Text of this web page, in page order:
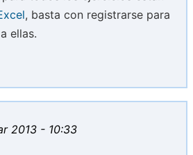
, basta con registrarse para
ellas.
2013 - 10:33